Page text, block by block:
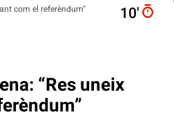
com el referèndum" 10′
“Res uneix